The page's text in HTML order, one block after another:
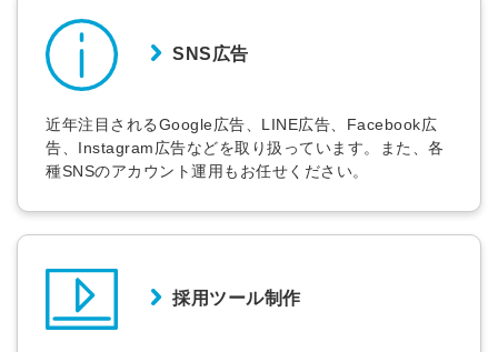
SNS広告
近年注目されるGoogle広告、LINE広告、Facebook広
告、Instagram広告などを取り扱っています。また、各
種SNSのアカウント運用もお任せください。
採用ツール制作
をご利用する
採用課題の解決、新しい採用の
取り組みなどを取材したインタ
ビュー記事が読める